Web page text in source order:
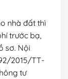
nhà đất thì
trước bạ,
sơ. Nội
2015/TT-
tư